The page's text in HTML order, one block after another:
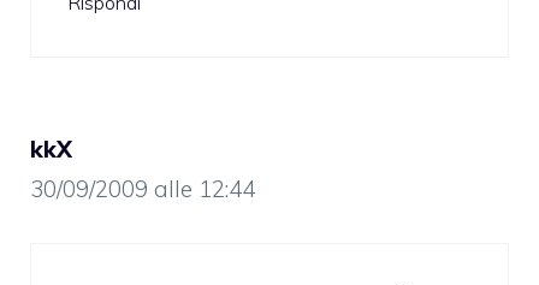
kkX
30/09/2009 alle 12:44